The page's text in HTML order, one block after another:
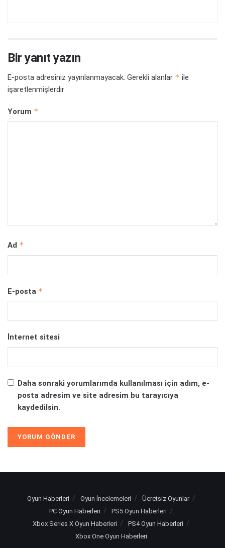
Bir yanıt yazın
E-posta adresiniz yayınlanmayacak. Gerekli alanlar * ile
işaretlenmişlerdir
Yorum *
Ad *
E-posta *
İnternet sitesi
Daha sonraki yorumlarımda kullanılması için adım, e-
posta adresim ve site adresim bu tarayıcıya
kaydedilsin.
Oyun Haberleri Oyun İncelemeleri
Ücretsiz Oyunlar
PC Oyun Haberleri
PS5 Oyun Haberleri
Xbox Series X Oyun Haberleri
PS4 Oyun Haberleri
Xbox One Oyun Haberleri